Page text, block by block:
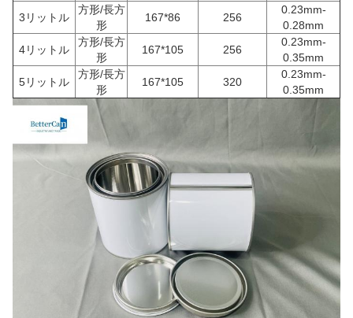
3リットル
方形/長方
形
167*86 256
0.23mm-
0.28mm
4リットル
方形/長方
形
167*105 256
0.23mm-
0.35mm
5リットル
方形/長方
形
167*105 320
0.23mm-
0.35mm